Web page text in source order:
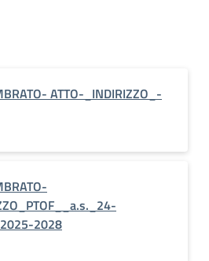
ATTO-_INDIRIZZO_-
2028